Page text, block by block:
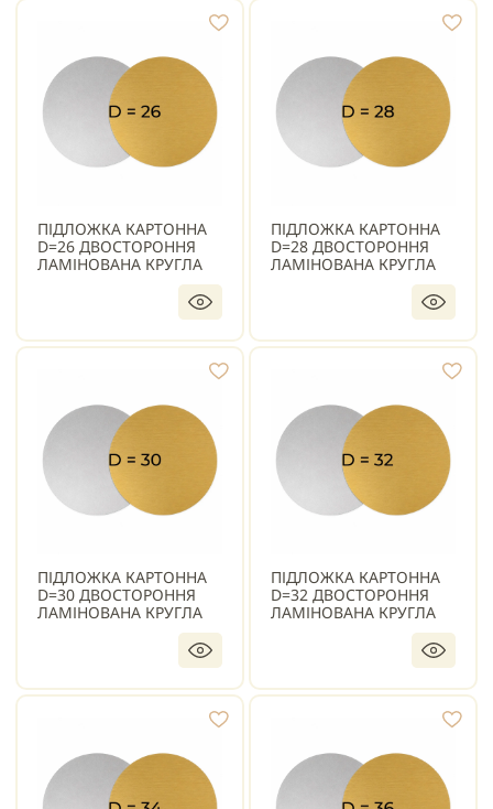
ПІДЛОЖКА КАРТОННА
D=26 ДВОСТОРОННЯ
ЛАМІНОВАНА КРУГЛА
ПІДЛОЖКА КАРТОННА
D=28 ДВОСТОРОННЯ
ЛАМІНОВАНА КРУГЛА
ПІДЛОЖКА КАРТОННА
D=30 ДВОСТОРОННЯ
ЛАМІНОВАНА КРУГЛА
ПІДЛОЖКА КАРТОННА
D=32 ДВОСТОРОННЯ
ЛАМІНОВАНА КРУГЛА